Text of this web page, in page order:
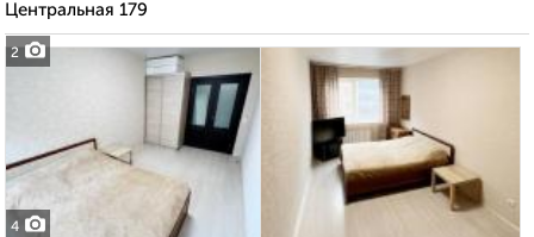
2
Центральная 179
4